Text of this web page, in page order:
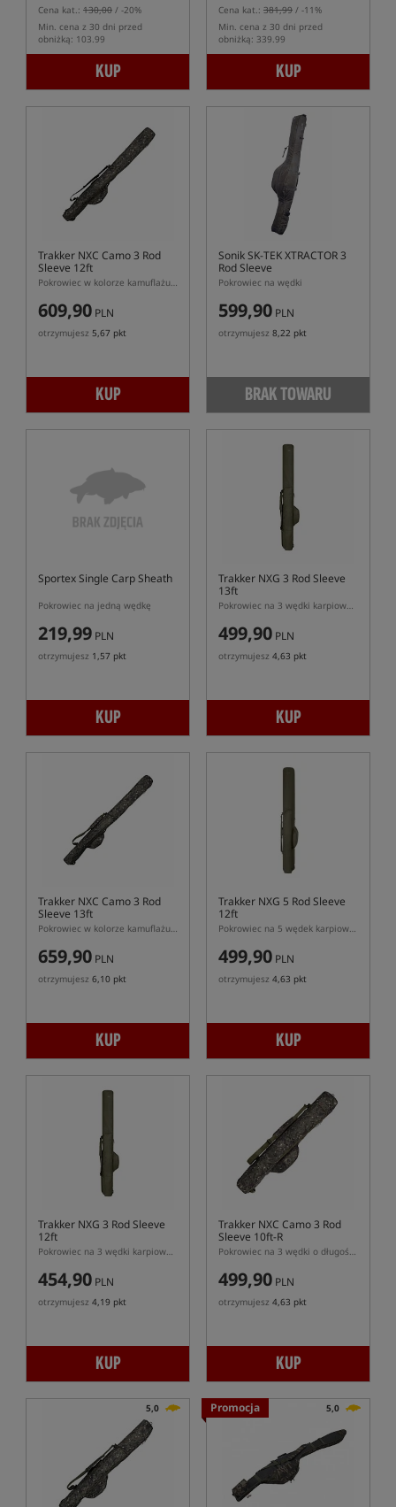
Cena kat.: 130,00 / -20%
Min. cena z 30 dni przed
obniżką: 103.99
KUP
Cena kat.: 381,99 / -11%
Min. cena z 30 dni przed
obniżką: 339.99
KUP
Trakker NXC Camo 3 Rod
Sleeve 12ft
Pokrowiec w kolorze kamuflażu na 3 wędki 12ft
609,90 PLN
otrzymujesz 5,67 pkt
KUP
Sonik SK-TEK XTRACTOR 3
Rod Sleeve
Pokrowiec na wędki
599,90 PLN
otrzymujesz 8,22 pkt
BRAK TOWARU
Sportex Single Carp Sheath
Pokrowiec na jedną wędkę
219,99 PLN
otrzymujesz 1,57 pkt
KUP
Trakker NXG 3 Rod Sleeve
13ft
Pokrowiec na 3 wędki karpiowe 13ft
499,90 PLN
otrzymujesz 4,63 pkt
KUP
Trakker NXC Camo 3 Rod
Sleeve 13ft
Pokrowiec w kolorze kamuflażu na 3 wędki 13ft
659,90 PLN
otrzymujesz 6,10 pkt
KUP
Trakker NXG 5 Rod Sleeve
12ft
Pokrowiec na 5 wędek karpiowych 12ft
499,90 PLN
otrzymujesz 4,63 pkt
KUP
Trakker NXG 3 Rod Sleeve
12ft
Pokrowiec na 3 wędki karpiowe 12ft
454,90 PLN
otrzymujesz 4,19 pkt
KUP
Trakker NXC Camo 3 Rod
Sleeve 10ft-R
Pokrowiec na 3 wędki o długości 10ft z pół-teleskopowym dolnikiem
499,90 PLN
otrzymujesz 4,63 pkt
KUP
5,0 Promocja 5,0